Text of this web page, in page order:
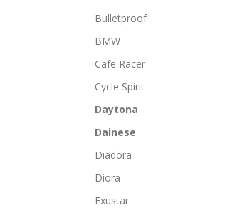
Bulletproof
BMW
Cafe Racer
Cycle Spirit
Daytona
Dainese
Diadora
Diora
Exustar